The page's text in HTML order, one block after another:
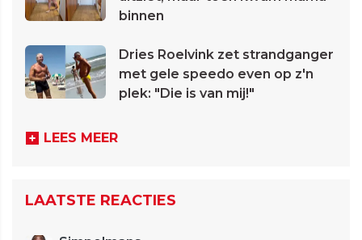
binnen
Dries Roelvink zet strandganger
met gele speedo even op z'n
plek: "Die is van mij!"
LEES MEER
LAATSTE REACTIES